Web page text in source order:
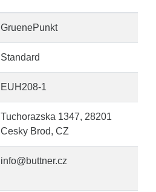
GruenePunkt
Standard
EUH208-1
Tuchorazska 1347, 28201
Cesky Brod, CZ
info@buttner.cz